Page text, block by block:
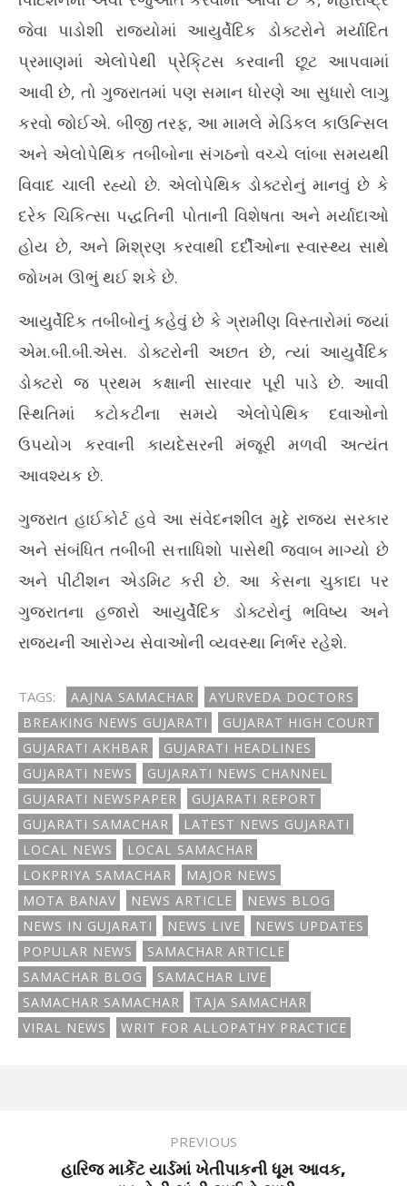
જેવા પાડોશી રાજ્યોમાં આયુર્વેદિક ડોક્ટરોને મર્યાદિત
પ્રમાણમાં એલોપેથી પ્રેકિ્ટસ કરવાની છૂટ આપવામાં
આવી છે, તો ગુજરાતમાં પણ સમાન ધોરણે આ સુધારો લાગુ
કરવો જોઈએ. બીજી તરફ, આ મામલે મેડિકલ કાઉન્સિલ
અને એલોપેથિક તબીબોના સંગઠનો વચ્ચે લાંબા સમયથી
વિવાદ ચાલી રહ્યો છે. એલોપેથિક ડોક્ટરોનું માનવું છે કે
દરેક ચિકિત્સા પદ્ધતિની પોતાની વિશેષતા અને મર્યાદાઓ
હોય છે, અને મિશ્રણ કરવાથી દર્દીઓના સ્વાસ્થ્ય સાથે
જોખમ ઊભું થઈ શકે છે.
આયુર્વેદિક તબીબોનું કહેવું છે કે ગ્રામીણ વિસ્તારોમાં જ્યાં
એમ.બી.બી.એસ. ડોક્ટરોની અછત છે, ત્યાં આયુર્વેદિક
ડોક્ટરો જ પ્રથમ કક્ષાની સારવાર પૂરી પાડે છે. આવી
સ્થિતિમાં કટોકટીના સમયે એલોપેથિક દવાઓનો
ઉપયોગ કરવાની કાયદેસરની મંજૂરી મળવી અત્યંત
આવશ્યક છે.
ગુજરાત હાઈકોર્ટ હવે આ સંવેદનશીલ મુદ્દે રાજ્ય સરકાર
અને સંબંધિત તબીબી સત્તાધિશો પાસેથી જવાબ માગ્યો છે
અને પીટીશન એડમિટ કરી છે. આ કેસના ચુકાદા પર
ગુજરાતના હજારો આયુર્વેદિક ડોક્ટરોનું ભવિષ્ય અને
રાજ્યની આરોગ્ય સેવાઓની વ્યવસ્થા નિર્ભર રહેશે.
TAGS: AAJNA SAMACHAR
AYURVEDA DOCTORS
BREAKING NEWS GUJARATI
GUJARAT HIGH COURT
GUJARATI AKHBAR
GUJARATI HEADLINES
GUJARATI NEWS
GUJARATI NEWS CHANNEL
GUJARATI NEWSPAPER
GUJARATI REPORT
GUJARATI SAMACHAR
LATEST NEWS GUJARATI
LOCAL NEWS
LOCAL SAMACHAR
LOKPRIYA SAMACHAR
MAJOR NEWS
MOTA BANAV
NEWS ARTICLE
NEWS BLOG
NEWS IN GUJARATI
NEWS LIVE
NEWS UPDATES
POPULAR NEWS
SAMACHAR ARTICLE
SAMACHAR BLOG
SAMACHAR LIVE
SAMACHAR SAMACHAR
TAJA SAMACHAR
VIRAL NEWS
WRIT FOR ALLOPATHY PRACTICE
PREVIOUS
હારિજ માર્કેટ યાર્ડમાં ખેતીપાકની ધૂમ આવક,